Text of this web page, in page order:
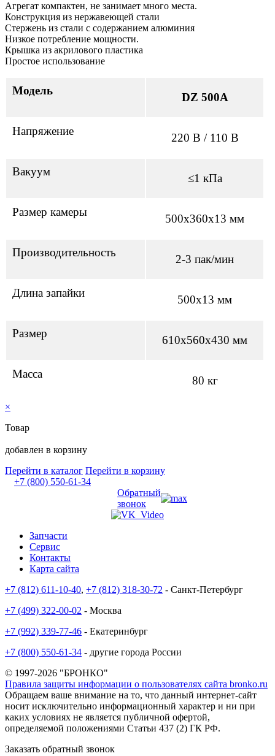
Агрегат компактен, не занимает много места.
Конструкция из нержавеющей стали
Стержень из стали с содержанием алюминия
Низкое потребление мощности.
Крышка из акрилового пластика
Простое использование
Модель
DZ 500A
Напряжение
220 В / 110 В
Вакуум
≤1 кПа
Размер камеры
500х360х13 мм
Производительность
2-3 пак/мин
Длина запайки
500х13 мм
Размер
610х560х430 мм
Масса
80 кг
×
Товар
добавлен в корзину
Перейти в каталог Перейти в корзину
+7 (800) 550-61-34
Обратный
звонок
Запчасти
Сервис
Контакты
Карта сайта
+7 (812) 611-10-40, +7 (812) 318-30-72 - Санкт-Петербург
+7 (499) 322-00-02 - Москва
+7 (992) 339-77-46 - Екатеринбург
+7 (800) 550-61-34 - другие города России
© 1997-2026 "БРОНКО"
Правила защиты информации о пользователях сайта bronko.ru
Обращаем ваше внимание на то, что данный интернет-сайт
носит исключительно информационный характер и ни при
каких условиях не является публичной офертой,
определяемой положениями Статьи 437 (2) ГК РФ.
Заказать обратный звонок